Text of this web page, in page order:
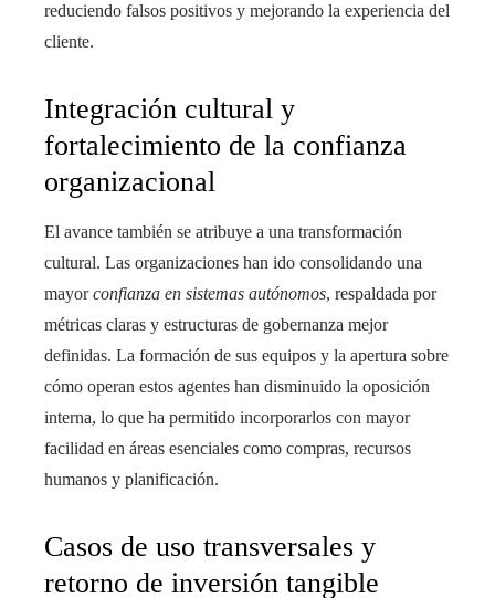
reduciendo falsos positivos y mejorando la experiencia del
cliente.
Integración cultural y
fortalecimiento de la confianza
organizacional
El avance también se atribuye a una transformación
cultural. Las organizaciones han ido consolidando una
mayorconfianza en sistemas autónomos, respaldada por
métricas claras y estructuras de gobernanza mejor
definidas. La formación de sus equipos y la apertura sobre
cómo operan estos agentes han disminuido la oposición
interna, lo que ha permitido incorporarlos con mayor
facilidad en áreas esenciales como compras, recursos
humanos y planificación.
Casos de uso transversales y
retorno de inversión tangible